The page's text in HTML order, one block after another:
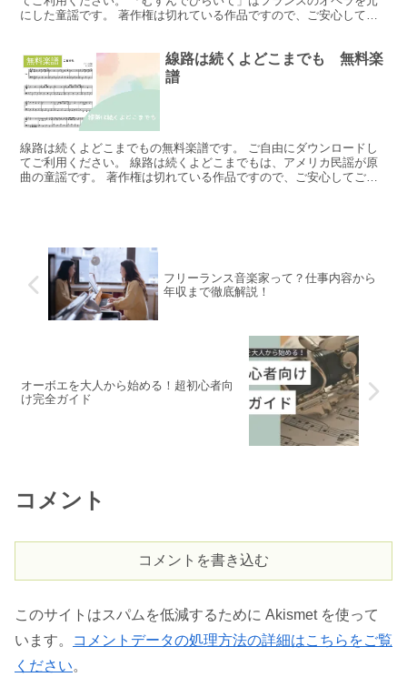
にした童謡です。 著作権は切れている作品ですので、ご安心してご
無料楽譜
線路は続くよどこまでも 無料楽
譜
線路は続くよどこまでもの無料楽譜です。 ご自由にダウンロードし
てご利用ください。 線路は続くよどこまでもは、アメリカ民謡が原
曲の童謡です。 著作権は切れている作品ですので、ご安心してご利
フリーランス音楽家って？仕事内容から
年収まで徹底解説！
オーボエを大人から始める！超初心者向
け完全ガイド
コメント
コメントを書き込む
このサイトはスパムを低減するために Akismet を使って
います。
コメントデータの処理方法の詳細はこちらをご覧
ください。